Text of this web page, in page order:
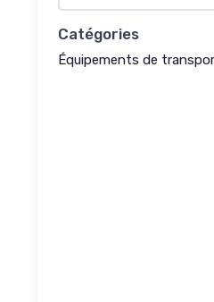
Catégories
Équipements de